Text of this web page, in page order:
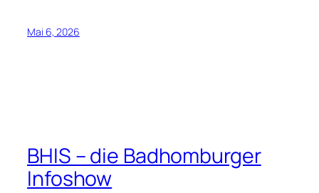
Mai 6, 2026
BHIS – die Badhomburger
Infoshow